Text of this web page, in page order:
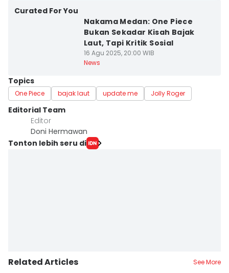
Curated For You
Nakama Medan: One Piece
Bukan Sekadar Kisah Bajak
Laut, Tapi Kritik Sosial
16 Agu 2025, 20:00 WIB
News
Topics
One Piece bajak laut update me Jolly Roger
Editorial Team
Editor
Doni Hermawan
Tonton lebih seru di
Related Articles See More